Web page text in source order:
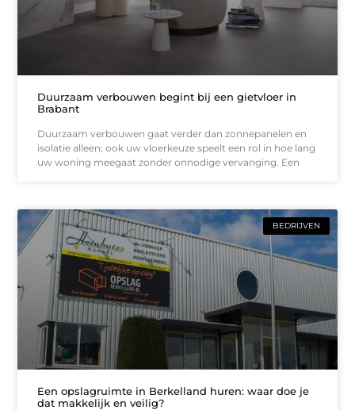
Duurzaam verbouwen begint bij een gietvloer in
Brabant
Duurzaam verbouwen gaat verder dan zonnepanelen en
isolatie alleen; ook uw vloerkeuze speelt een rol in hoe lang
uw woning meegaat zonder onnodige vervanging. Een
BEDRIJVEN
Een opslagruimte in Berkelland huren: waar doe je
dat makkelijk en veilig?